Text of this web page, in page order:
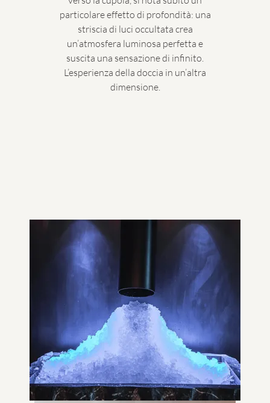
particolare effetto di profondità: una
striscia di luci occultata crea
un’atmosfera luminosa perfetta e
suscita una sensazione di infinito.
L’esperienza della doccia in un’altra
dimensione.